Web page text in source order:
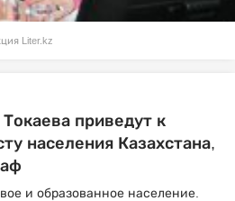
Liter.kz
приведут к
населения Казахстана,
и образованное население.